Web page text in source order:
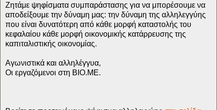
Ζητάμε ψηφίσματα συμπαράστασης για να μπορέσουμε να
αποδείξουμε την δύναμη μας: την δύναμη της αλληλεγγύης
που είναι δυνατότερη από κάθε μορφή καταστολής του
κεφαλαίου κάθε μορφή οικονομικής κατάρρευσης της
καπιταλιστικής οικονομίας.
Αγωνιστικά και αλληλέγγυα,
Οι εργαζόμενοι στη ΒΙΟ.ΜΕ.